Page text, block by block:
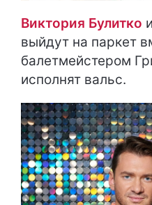
Виктория Булитко и
выйдут на паркет
балетмейстером
исполнят вальс.